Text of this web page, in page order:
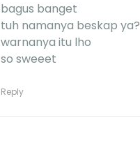
bagus banget
tuh namanya beskap ya?
warnanya itu lho
so sweeet
Reply